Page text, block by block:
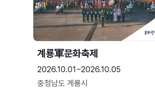
2026.10.01~2026.10.05
충청남도 계룡시